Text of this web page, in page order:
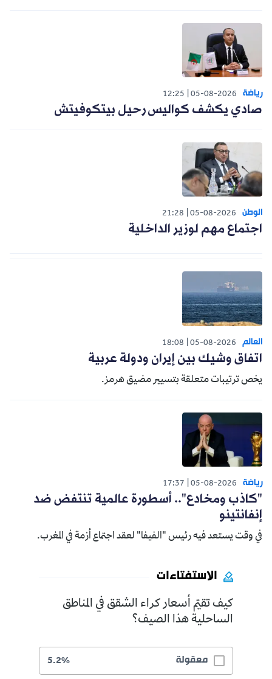
رياضة 05-08-2026
12:25
صادي يكشف كواليس رحيل بيتكوفيتش
الوطن 05-08-2026
21:28
اجتماع مهم لوزير الداخلية
العالم 05-08-2026
18:08
اتفاق وشيك بين إيران ودولة عربية
يخص ترتيبات متعلقة بتسيير مضيق هرمز.
رياضة 05-08-2026
17:37
"كاذب ومخادع".. أسطورة عالمية تنتفض ضد
إنفانتينو
في وقت يستعد فيه رئيس "الفيفا" لعقد اجتماع أزمة في المغرب.
الاستفتاءات
كيف تقيّم أسعار كراء الشقق في المناطق
الساحلية هذا الصيف؟
معقولة 5.2%